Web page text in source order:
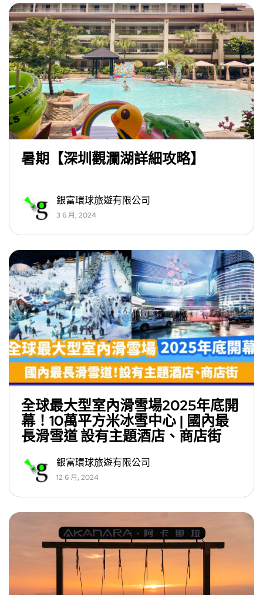
暑期【深圳觀瀾湖詳細攻略】
銀富環球旅遊有限公司
3 6 月, 2024
全球最大型室內滑雪場2025年底開
幕！10萬平方米冰雪中心 | 國內最
長滑雪道 設有主題酒店、商店街
銀富環球旅遊有限公司
12 6 月, 2024